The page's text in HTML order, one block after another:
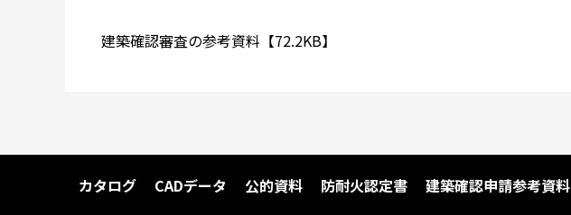
建築確認審査の参考資料【72.2KB】
カタログ CADデータ 公的資料 防耐火認定書 建築確認申請参考資料